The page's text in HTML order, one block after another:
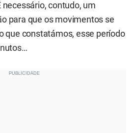
contudo, um
para que os movimentos se
que constatámos, esse período